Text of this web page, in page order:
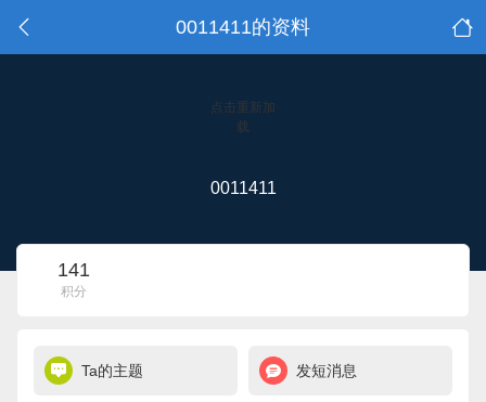
0011411的资料
点击重新加
载
0011411
141
积分
Ta的主题 发短消息